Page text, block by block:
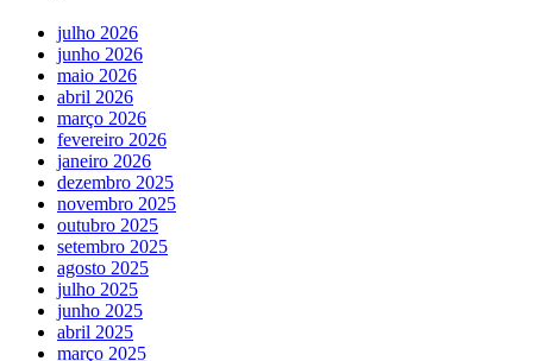
julho 2026
junho 2026
maio 2026
abril 2026
março 2026
fevereiro 2026
janeiro 2026
dezembro 2025
novembro 2025
outubro 2025
setembro 2025
agosto 2025
julho 2025
junho 2025
abril 2025
março 2025